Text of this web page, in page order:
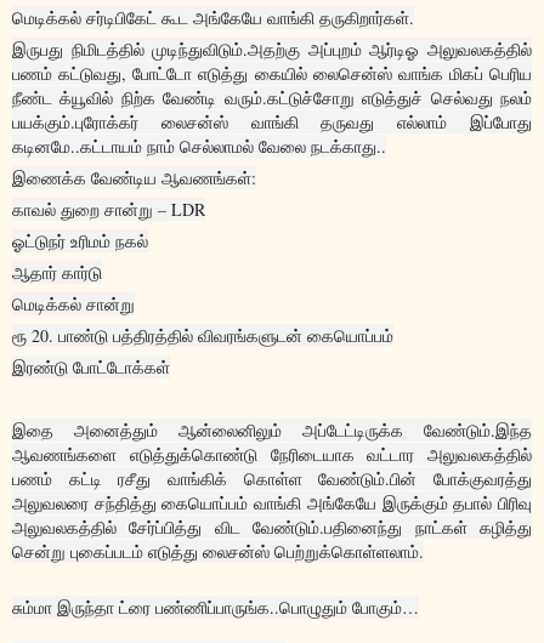
மெடிக்கல் சர்டிபிகேட் கூட அங்கேயே வாங்கி தருகிறார்கள்.
இருபது நிமிடத்தில் முடிந்துவிடும்.அதற்கு அப்புறம் ஆர்டிஓ அலுவலகத்தில்
பணம் கட்டுவது, போட்டோ எடுத்து கையில் லைசென்ஸ் வாங்க மிகப் பெரிய
நீண்ட க்யூவில் நிற்க வேண்டி வரும்.கட்டுச்சோறு எடுத்துச் செல்வது நலம்
பயக்கும்.புரோக்கர் லைசன்ஸ் வாங்கி தருவது எல்லாம் இப்போது
கடினமே..கட்டாயம் நாம் செல்லாமல் வேலை நடக்காது..
இணைக்க வேண்டிய ஆவணங்கள்:
காவல் துறை சான்று – LDR
ஓட்டுநர் உரிமம் நகல்
ஆதார் கார்டு
மெடிக்கல் சான்று
ரூ 20. பாண்டு பத்திரத்தில் விவரங்களுடன் கையொப்பம்
இரண்டு போட்டோக்கள்
இதை அனைத்தும் ஆன்லைனிலும் அப்டேட்டிருக்க வேண்டும்.இந்த
ஆவணங்களை எடுத்துக்கொண்டு நேரிடையாக வட்டார அலுவலகத்தில்
பணம் கட்டி ரசீது வாங்கிக் கொள்ள வேண்டும்.பின் போக்குவரத்து
அலுவலரை சந்தித்து கையொப்பம் வாங்கி அங்கேயே இருக்கும் தபால் பிரிவு
அலுவலகத்தில் சேர்ப்பித்து விட வேண்டும்.பதினைந்து நாட்கள் கழித்து
சென்று புகைப்படம் எடுத்து லைசன்ஸ் பெற்றுக்கொள்ளலாம்.
சும்மா இருந்தா ட்ரை பண்ணிப்பாருங்க..பொழுதும் போகும்…